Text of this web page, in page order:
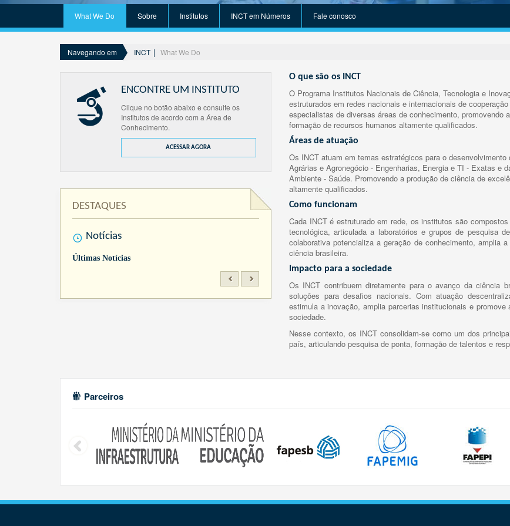
What We Do Sobre Institutos INCT em Números Fale conosco
Navegando em INCT What We Do
ENCONTRE UM INSTITUTO
Clique no botão abaixo e consulte os
Institutos de acordo com a Área de
Conhecimento.
ACESSAR AGORA
DESTAQUES
Notícias
Últimas Notícias
O que são os INCT
O Programa Institutos Nacionais de Ciência, Tecnologia e
estruturados em redes nacionais e internacionais de
especialistas de diversas áreas de conhecimento,
formação de recursos humanos altamente qualificados.
Áreas de atuação
Os INCT atuam em temas estratégicos para o
Agrárias e Agronegócio - Engenharias, Energia e TI - Exatas e
Ambiente - Saúde. Promovendo a produção de ciência de
altamente qualificados.
Como funcionam
Cada INCT é estruturado em rede, os institutos são
tecnológica, articulada a laboratórios e grupos de pesquisa
colaborativa potencializa a geração de conhecimento, amplia
ciência brasileira.
Impacto para a sociedade
Os INCT contribuem diretamente para o avanço da ciência
soluções para desafios nacionais. Com atuação
estimula a inovação, amplia parcerias institucionais e
sociedade.
Nesse contexto, os INCT consolidam-se como um dos
país, articulando pesquisa de ponta, formação de talentos e
Parceiros